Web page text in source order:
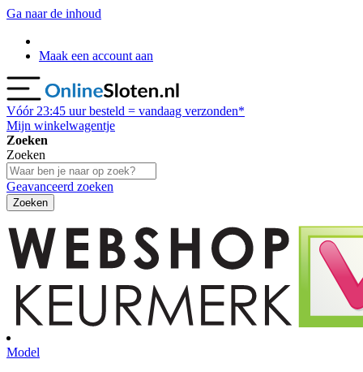
Ga naar de inhoud
Maak een account aan
Vóór 23:45 uur besteld = vandaag verzonden*
Mijn winkelwagentje
Zoeken
Zoeken
Geavanceerd zoeken
Zoeken
Model